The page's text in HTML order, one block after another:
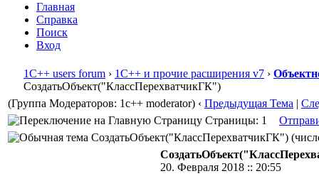
Главная
Справка
Поиск
Вход
1С++ users forum › 1С++ и прочие расширения v7 ›
СоздатьОбъект("КлассПерехватчикГК")
(Группа Модераторов: 1c++ moderator) ‹ Предыдущая Тема |
Страницы: 1
СоздатьОбъект("КлассПерехватчикГК")
20. Февраля 2018 :: 20:55